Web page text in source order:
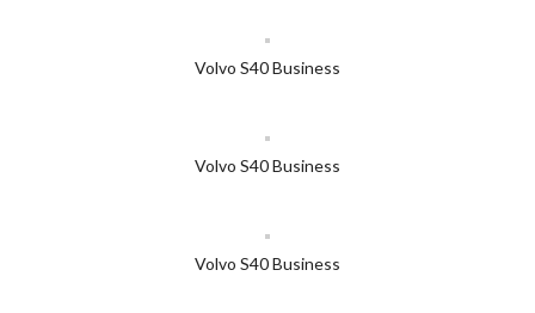
Volvo S40 Business
Volvo S40 Business
Volvo S40 Business